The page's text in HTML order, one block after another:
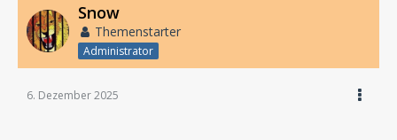
Snow
Themenstarter
Administrator
6. Dezember 2025